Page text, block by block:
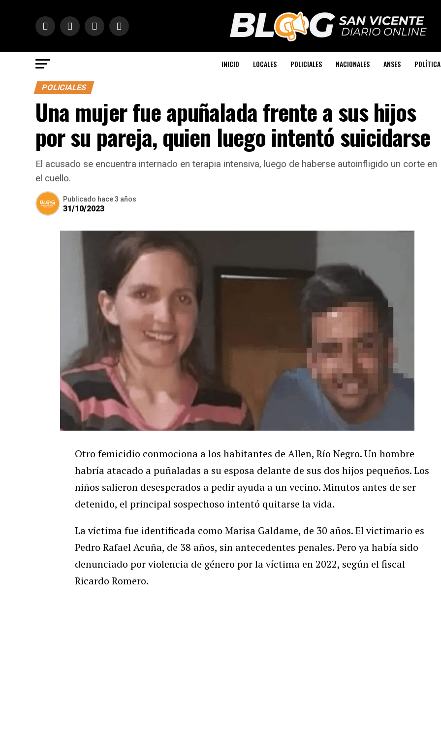
INICIO LOCALES POLICIALES NACIONALES ANSES POLÍTICA
POLICIALES
Una mujer fue apuñalada frente a sus hijos
por su pareja, quien luego intentó suicidarse
El acusado se encuentra internado en terapia intensiva, luego de haberse autoinfligido un corte en
el cuello.
Publicado hace 3 años
31/10/2023
Otro femicidio conmociona a los habitantes de Allen, Río Negro. Un hombre
habría atacado a puñaladas a su esposa delante de sus dos hijos pequeños. Los
niños salieron desesperados a pedir ayuda a un vecino. Minutos antes de ser
detenido, el principal sospechoso intentó quitarse la vida.
La víctima fue identificada como Marisa Galdame, de 30 años. El victimario es
Pedro Rafael Acuña, de 38 años, sin antecedentes penales. Pero ya había sido
denunciado por violencia de género por la víctima en 2022, según el fiscal
Ricardo Romero.